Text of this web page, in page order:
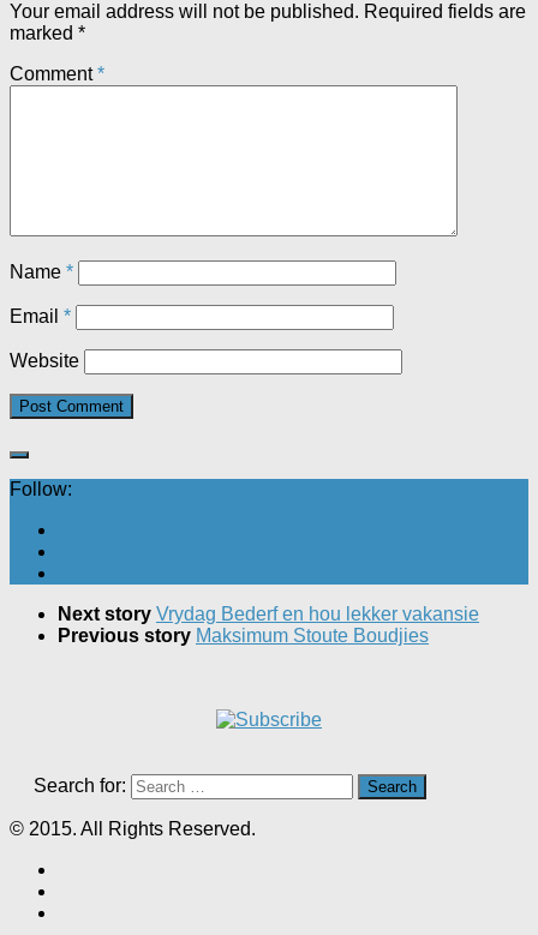
Your email address will not be published. Required fields are
marked *
Comment*
Name *
Email *
Website
Follow:
Next story Vrydag Bederf en hou lekker vakansie
Previous story Maksimum Stoute Boudjies
Search for:
© 2015. All Rights Reserved.